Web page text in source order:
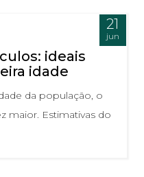
21
jun
ideais
idade
da população, o
maior. Estimativas do